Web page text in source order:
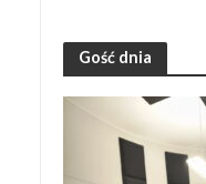
Gość dnia